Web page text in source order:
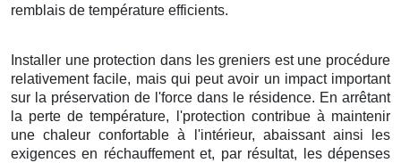
remblais de température efficients.
Installer une protection dans lesgreniers est une procédure
relativementfacile, mais qui peut avoir un impact important
sur la préservation de l'force dans le résidence. En arrêtant
la perte detempérature, l'protection contribue à maintenir
unechaleur confortable à l'intérieur, abaissantainsi les
exigences en réchauffementet, par résultat, lesdépenses